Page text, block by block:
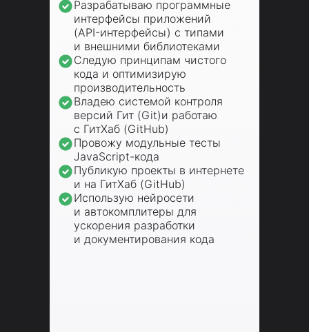
Разрабатываю программные
интерфейсы приложений
(API-интерфейсы) с типами
и внешними библиотеками
Следую принципам чистого
кода и оптимизирую
производительность
Владею системой контроля
версий Гит (Git)и работаю
с ГитХаб (GitHub)
Провожу модульные тесты
JavaScript-кода
Публикую проекты в интернете
и на ГитХаб (GitHub)
Использую нейросети
и автокомплитеры для
ускорения разработки
и документирования кода